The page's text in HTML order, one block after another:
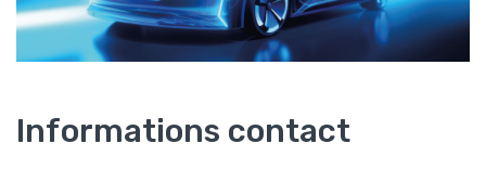
Informations contact